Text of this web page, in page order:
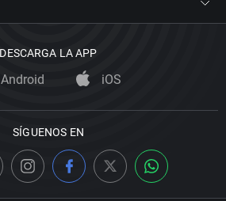
DESCARGA LA APP
Android iOS
SÍGUENOS EN